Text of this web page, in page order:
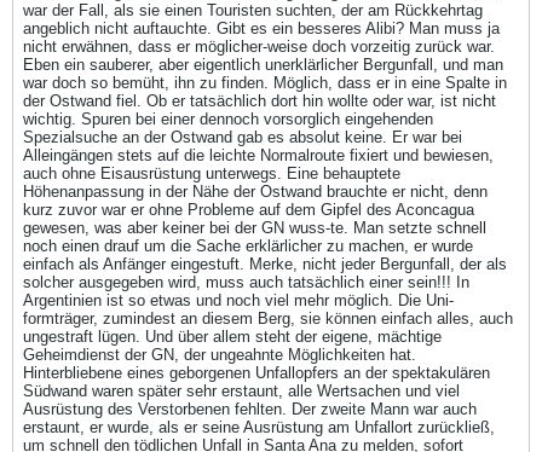
war der Fall, als sie einen Touristen suchten, der am Rückkehrtag
angeblich nicht auftauchte. Gibt es ein besseres Alibi? Man muss ja
nicht erwähnen, dass er möglicher-weise doch vorzeitig zurück war.
Eben ein sauberer, aber eigentlich unerklärlicher Bergunfall, und man
war doch so bemüht, ihn zu finden. Möglich, dass er in eine Spalte in
der Ostwand fiel. Ob er tatsächlich dort hin wollte oder war, ist nicht
wichtig. Spuren bei einer dennoch vorsorglich eingehenden
Spezialsuche an der Ostwand gab es absolut keine. Er war bei
Alleingängen stets auf die leichte Normalroute fixiert und bewiesen,
auch ohne Eisausrüstung unterwegs. Eine behauptete
Höhenanpassung in der Nähe der Ostwand brauchte er nicht, denn
kurz zuvor war er ohne Probleme auf dem Gipfel des Aconcagua
gewesen, was aber keiner bei der GN wuss-te. Man setzte schnell
noch einen drauf um die Sache erklärlicher zu machen, er wurde
einfach als Anfänger eingestuft. Merke, nicht jeder Bergunfall, der als
solcher ausgegeben wird, muss auch tatsächlich einer sein!!! In
Argentinien ist so etwas und noch viel mehr möglich. Die Uni-
formträger, zumindest an diesem Berg, sie können einfach alles, auch
ungestraft lügen. Und über allem steht der eigene, mächtige
Geheimdienst der GN, der ungeahnte Möglichkeiten hat.
Hinterbliebene eines geborgenen Unfallopfers an der spektakulären
Südwand waren später sehr erstaunt, alle Wertsachen und viel
Ausrüstung des Verstorbenen fehlten. Der zweite Mann war auch
erstaunt, er wurde, als er seine Ausrüstung am Unfallort zurückließ,
um schnell den tödlichen Unfall in Santa Ana zu melden, sofort